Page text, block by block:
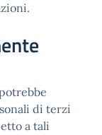
di terzi
a tali